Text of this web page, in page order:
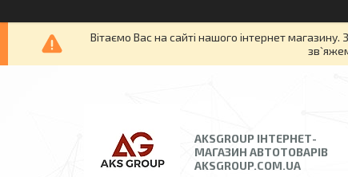
Вітаємо Вас на сайті нашого інтернет
AKSGROUP ІНТЕРНЕТ-
МАГАЗИН АВТОТОВАРІВ
AKSGROUP.COM.UA